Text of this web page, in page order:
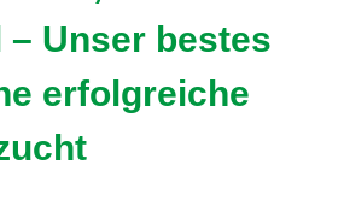
– Unser bestes
erfolgreiche